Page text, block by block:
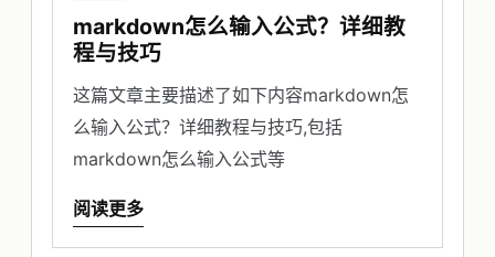
markdown怎么输入公式？详细教
程与技巧
这篇文章主要描述了如下内容markdown怎
么输入公式？详细教程与技巧,包括
markdown怎么输入公式等
阅读更多